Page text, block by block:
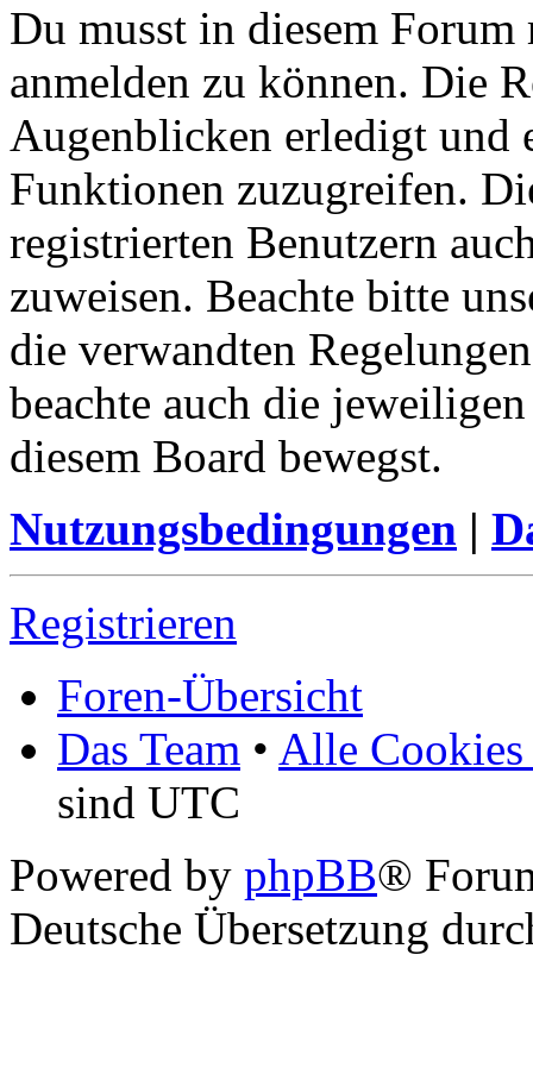
Du musst in diesem
anmelden zu können. Die
Augenblicken erledigt und
Funktionen zuzugreifen.
registrierten Benutzern
zuweisen. Beachte bitte
die verwandten
beachte auch die
diesem Board bewegst.
Nutzungsbedingungen |
Registrieren
Foren-Übersicht
Das Team • Alle Cookies
sind UTC
Powered by phpBB®
Deutsche Übersetzung